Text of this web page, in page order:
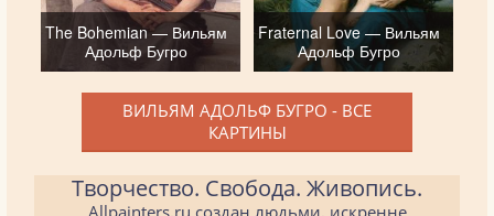
The Bohemian — Вильям
Адольф Бугро
Fraternal Love — Вильям
Адольф Бугро
ВИЛЬЯМ АДОЛЬФ БУГРО - ВСЕ
КАРТИНЫ
Творчество. Свобода. Живопись.
Allpainters.ru создан людьми, искренне